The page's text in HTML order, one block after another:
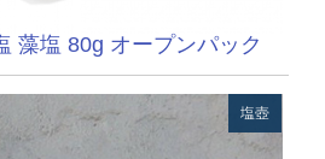
藻塩 80g オープンパック
塩壺